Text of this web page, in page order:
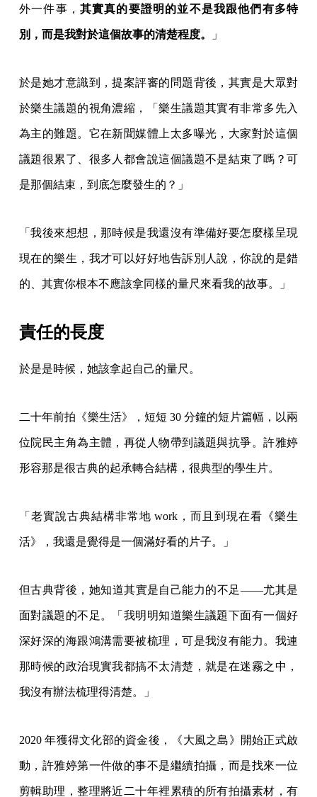
外一件事， 其實真的要證明的並不是我跟他們有多特
別，而是我對於這個故事的清楚程度。 」
於是她才意識到，提案評審的問題背後，其實是大眾對
於樂生議題的視角濃縮，「樂生議題其實有非常多先入
為主的難題。它在新聞媒體上太多曝光，大家對於這個
議題很累了、很多人都會說這個議題不是結束了嗎？可
是那個結束，到底怎麼發生的？」
「我後來想想，那時候是我還沒有準備好要怎麼樣呈現
現在的樂生，我才可以好好地告訴別人說，你說的是錯
的、其實你根本不應該拿同樣的量尺來看我的故事。」
責任的長度
於是是時候，她該拿起自己的量尺。
二十年前拍《樂生活》，短短 30 分鐘的短片篇幅，以兩
位院民主角為主體，再從人物帶到議題與抗爭。許雅婷
形容那是很古典的起承轉合結構，很典型的學生片。
「老實說古典結構非常地 work，而且到現在看《樂生
活》，我還是覺得是一個滿好看的片子。」
但古典背後，她知道其實是自己能力的不足——尤其是
面對議題的不足。「我明明知道樂生議題下面有一個好
深好深的海跟鴻溝需要被梳理，可是我沒有能力。我連
那時候的政治現實我都搞不太清楚，就是在迷霧之中，
我沒有辦法梳理得清楚。」
2020 年獲得文化部的資金後，《大風之島》開始正式啟
動，許雅婷第一件做的事不是繼續拍攝，而是找來一位
剪輯助理，整理將近二十年裡累積的所有拍攝素材，有